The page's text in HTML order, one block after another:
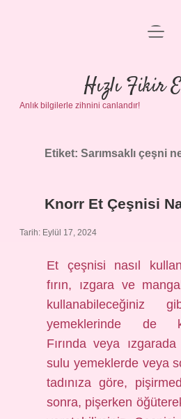
Anasayfa
Gizlilik
Yasal Uyarı
menüyü
Hızlı Fikir
Anlık bilgilerle zihnini canlandır!
Etiket: Sarımsaklı çeşni
Knorr Et Çeşnisi
Tarih: Eylül 17, 2024
Et çeşnisi nasıl
fırın, ızgara ve
yemeklerinde de
Fırında veya
sulu yemeklerde veya
tadınıza göre,
sonra, pişerken